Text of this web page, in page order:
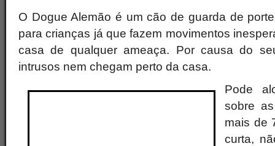
O Dogue Alemão é um cão de guarda de
para crianças já que fazem movimentos
casa de qualquer ameaça. Por causa do
intrusos nem chegam perto da casa.
Pode
sobre
mais de
curta,